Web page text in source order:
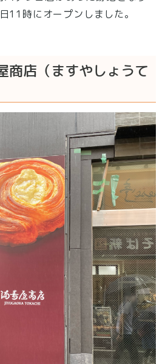
時にオープンしました。
商店（ますやしょうて